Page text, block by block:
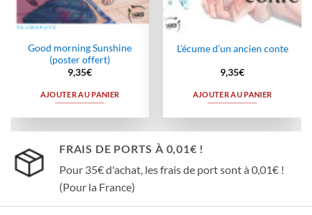
Good morning Sunshine
(poster offert)
9,35€
AJOUTER AU PANIER
L’écume d’un ancien conte
9,35€
AJOUTER AU PANIER
FRAIS DE PORTS À 0,01€ !
Pour 35€ d'achat, les frais de port sont à 0,01€ !
(Pour la France)